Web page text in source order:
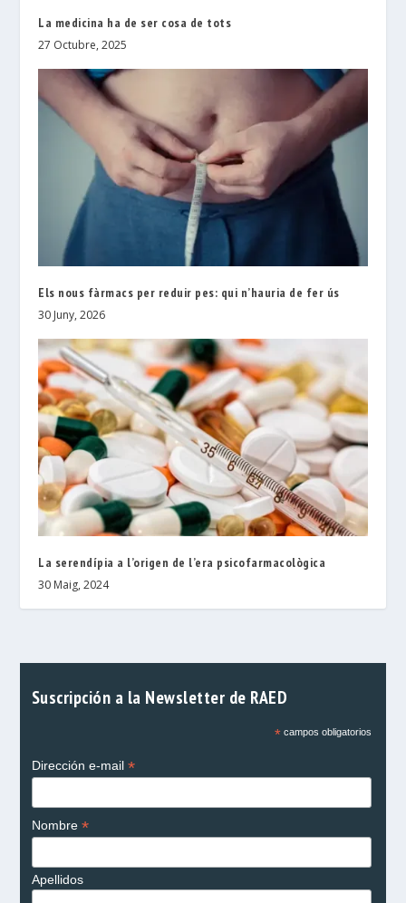
La medicina ha de ser cosa de tots
27 Octubre, 2025
Els nous fàrmacs per reduir pes: qui n’hauria de fer ús
30 Juny, 2026
La serendípia a l’origen de l’era psicofarmacològica
30 Maig, 2024
Suscripción a la Newsletter de RAED
*campos obligatorios
Dirección e-mail *
Nombre *
Apellidos